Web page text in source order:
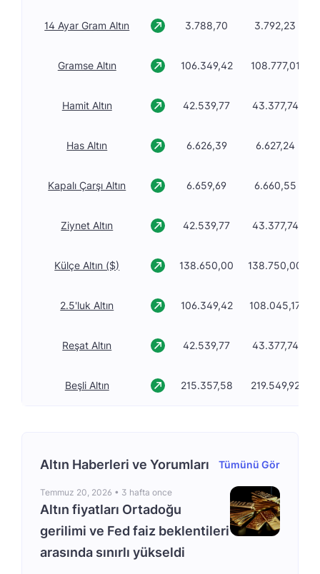
14 Ayar Gram Altın 3.788,70 3.792,23
Gramse Altın 106.349,42 108.777,01
Hamit Altın 42.539,77 43.377,74
Has Altın 6.626,39 6.627,24
Kapalı Çarşı Altın 6.659,69 6.660,55
Ziynet Altın 42.539,77 43.377,74
Külçe Altın ($) 138.650,00 138.750,00
2.5'luk Altın 106.349,42 108.045,17
Reşat Altın 42.539,77 43.377,74
Beşli Altın 215.357,58 219.549,92
Altın Haberleri ve Yorumları Tümünü Gör
Temmuz 20, 2026 • 3 hafta once
Altın fiyatları Ortadoğu
gerilimi ve Fed faiz beklentileri
arasında sınırlı yükseldi